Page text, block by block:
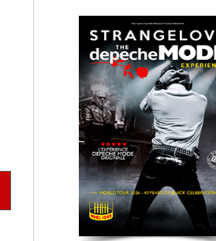
K-POP Forever
St Etienne